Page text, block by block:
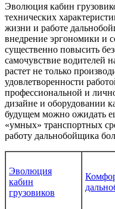
Эволюция кабин
технических
жизни и работе
внедрение эргономики и
существенно повысить
самочувствие водителей
растет не только
удовлетворенности
профессиональной и
дизайне и оборудовании
будущем можно ожидать
«умных» транспортных
работу дальнобойщика
Эволюция
кабин
грузовиков